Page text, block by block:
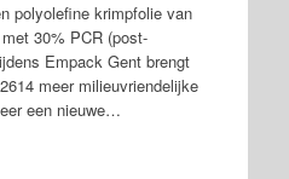
polyolefine krimpfolie van
30% PCR (post-
Empack Gent brengt
meer milieuvriendelijke
een nieuwe…